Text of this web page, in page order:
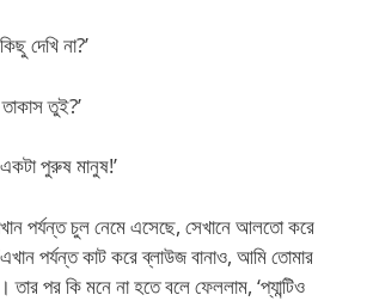
দেখি না?’
তুই?’
পুরুষ মানুষ!’
পর্যন্ত চুল নেমে এসেছে, সেখানে আলতো করে
পর্যন্ত কাট করে ব্লাউজ বানাও, আমি তোমার
তার পর কি মনে না হতে বলে ফেললাম, ‘প্যান্টিও